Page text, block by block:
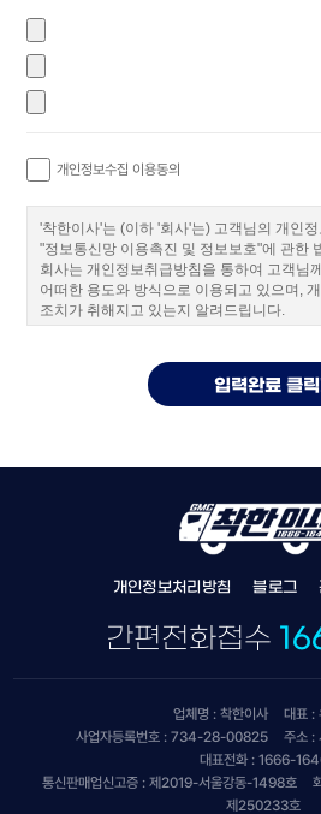
개인정보수집 이용동의
개인정보처리방침 블로그
간편전화접수
업체명 : 착한이사
대표 :
사업자등록번호 : 734-28-00825
주소 :
대표전화 : 1666-
통신판매업신고증 : 제2019-서울강동-1498호
제250233호